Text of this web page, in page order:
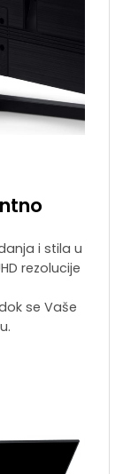
i stila u
rezolucije
se Vaše